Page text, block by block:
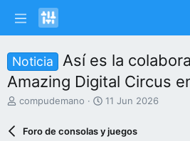
Noticia
Así es la
Amazing Digital Circus
Icompudemano
F
c
h
11 Jun 2026
Foro de consolas y juegos